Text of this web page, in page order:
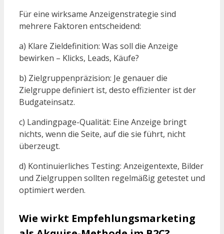
Für eine wirksame Anzeigenstrategie sind
mehrere Faktoren entscheidend:
a) Klare Zieldefinition: Was soll die Anzeige
bewirken – Klicks, Leads, Käufe?
b) Zielgruppenpräzision: Je genauer die
Zielgruppe definiert ist, desto effizienter ist der
Budgateinsatz.
c) Landingpage-Qualität: Eine Anzeige bringt
nichts, wenn die Seite, auf die sie führt, nicht
überzeugt.
d) Kontinuierliches Testing: Anzeigentexte, Bilder
und Zielgruppen sollten regelmäßig getestet und
optimiert werden.
Wie wirkt Empfehlungsmarketing